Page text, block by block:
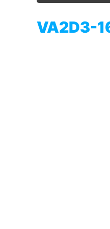
VA2D3-